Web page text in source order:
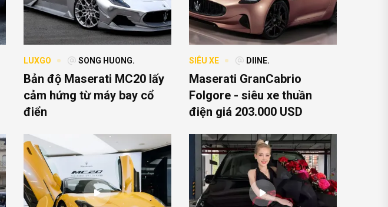
LUXGO SONG HUONG.
Bản độ Maserati MC20 lấy
cảm hứng từ máy bay cổ
điển
SIÊU XE DIINE.
Maserati GranCabrio
Folgore - siêu xe thuần
điện giá 203.000 USD